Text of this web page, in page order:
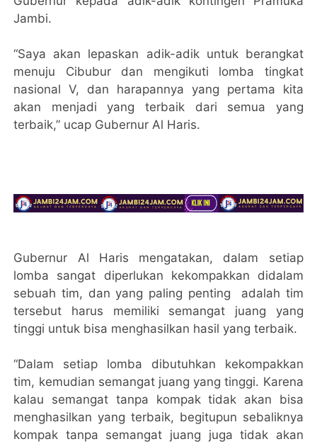
Jambi.
“Saya akan lepaskan adik-adik untuk berangkat
menuju Cibubur dan mengikuti lomba tingkat
nasional V, dan harapannya yang pertama kita
akan menjadi yang terbaik dari semua yang
terbaik,” ucap Gubernur Al Haris.
Gubernur Al Haris mengatakan, dalam setiap
lomba sangat diperlukan kekompakkan didalam
sebuah tim, dan yang paling penting adalah tim
tersebut harus memiliki semangat juang yang
tinggi untuk bisa menghasilkan hasil yang terbaik.
“Dalam setiap lomba dibutuhkan kekompakkan
tim, kemudian semangat juang yang tinggi. Karena
kalau semangat tanpa kompak tidak akan bisa
menghasilkan yang terbaik, begitupun sebaliknya
kompak tanpa semangat juang juga tidak akan